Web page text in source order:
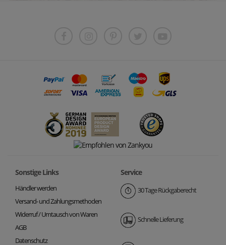
Sonstige Links
Händler werden
Versand- und Zahlungsmethoden
Widerruf / Umtausch von Waren
AGB
Datenschutz
Service
30 Tage Rückgaberecht
Schnelle Lieferung